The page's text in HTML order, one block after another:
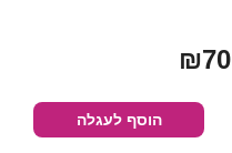
₪70
הוסף לעגלה